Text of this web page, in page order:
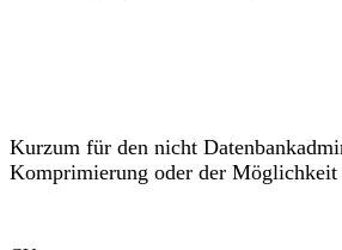
Kurzum für den nicht
Komprimierung oder der Möglichkeit